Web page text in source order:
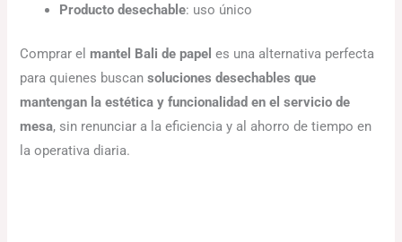
Producto desechable: uso único
Comprar elmantel Bali de papel es una alternativa perfecta
para quienes buscansoluciones desechables que
mantengan la estética y funcionalidad en el servicio de
mesa, sin renunciar a la eficiencia y al ahorro de tiempo en
la operativa diaria.